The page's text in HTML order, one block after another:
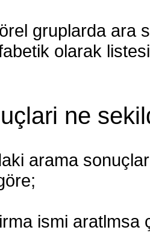
gruplarda ara
olarak
ne
arama
ismi aratlmsa